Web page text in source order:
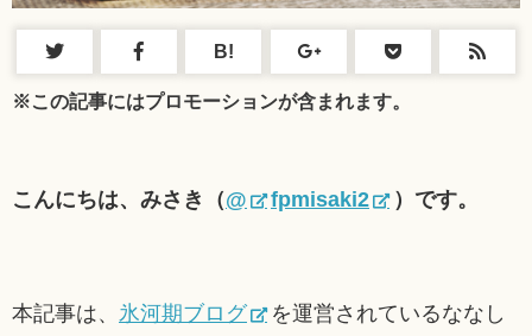
B!
※この記事にはプロモーションが含まれます。
こんにちは、みさき（@ fpmisaki2 ）です。
本記事は、 氷河期ブログ
を運営されているななし